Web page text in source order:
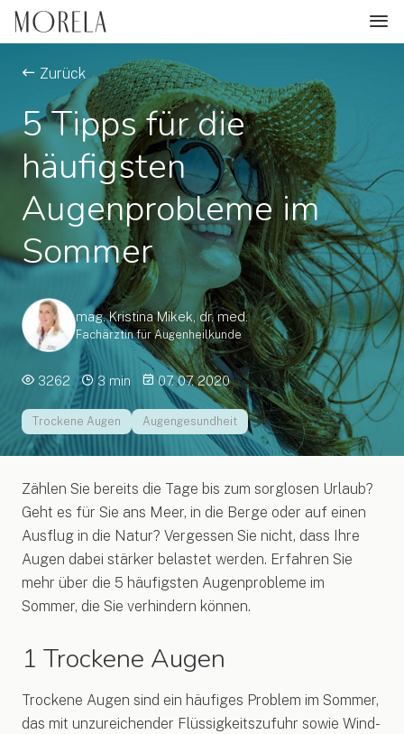
Zurück
5 Tipps für die
häufigsten
Augenprobleme im
Sommer
mag. Kristina Mikek, dr. med.
Fachärztin für Augenheilkunde
3262 3 min 07. 07. 2020
Trockene Augen Augengesundheit
Zählen Sie bereits die Tage bis zum sorglosen Urlaub?
Geht es für Sie ans Meer, in die Berge oder auf einen
Ausflug in die Natur? Vergessen Sie nicht, dass Ihre
Augen dabei stärker belastet werden. Erfahren Sie
mehr über die 5 häufigsten Augenprobleme im
Sommer, die Sie verhindern können.
1 Trockene Augen
Trockene Augen sind ein häufiges Problem im Sommer,
das mit unzureichender Flüssigkeitszufuhr sowie Wind-